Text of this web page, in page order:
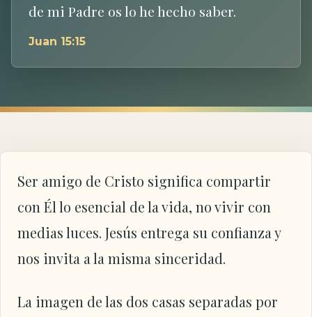
de mi Padre os lo he hecho saber.
Juan 15:15
Ser amigo de Cristo significa compartir
con Él lo esencial de la vida, no vivir con
medias luces. Jesús entrega su confianza y
nos invita a la misma sinceridad.
La imagen de las dos casas separadas por